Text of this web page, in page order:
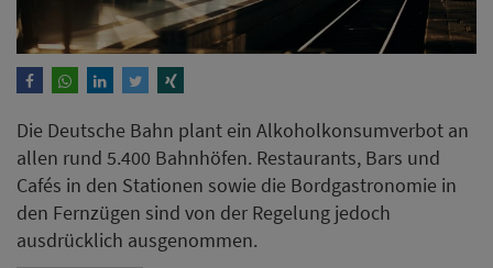
Die Deutsche Bahn plant ein Alkoholkonsumverbot an
allen rund 5.400 Bahnhöfen. Restaurants, Bars und
Cafés in den Stationen sowie die Bordgastronomie in
den Fernzügen sind von der Regelung jedoch
ausdrücklich ausgenommen.